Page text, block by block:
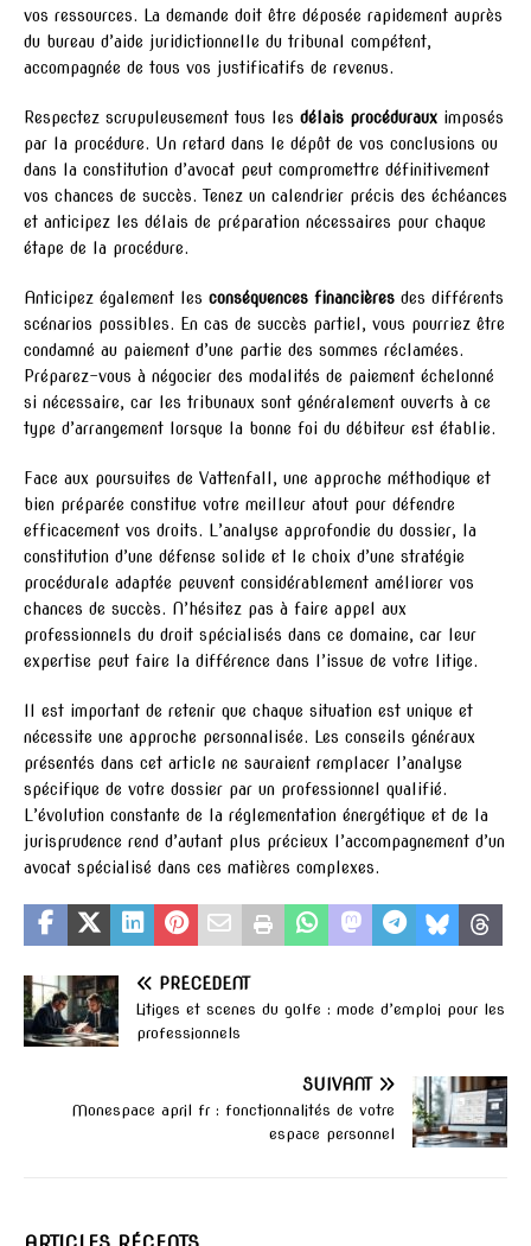
vos ressources. La demande doit être déposée rapidement auprès
du bureau d’aide juridictionnelle du tribunal compétent,
accompagnée de tous vos justificatifs de revenus.
Respectez scrupuleusement tous les délais procéduraux imposés
par la procédure. Un retard dans le dépôt de vos conclusions ou
dans la constitution d’avocat peut compromettre définitivement
vos chances de succès. Tenez un calendrier précis des échéances
et anticipez les délais de préparation nécessaires pour chaque
étape de la procédure.
Anticipez également les conséquences financières des différents
scénarios possibles. En cas de succès partiel, vous pourriez être
condamné au paiement d’une partie des sommes réclamées.
Préparez-vous à négocier des modalités de paiement échelonné
si nécessaire, car les tribunaux sont généralement ouverts à ce
type d’arrangement lorsque la bonne foi du débiteur est établie.
Face aux poursuites de Vattenfall, une approche méthodique et
bien préparée constitue votre meilleur atout pour défendre
efficacement vos droits. L’analyse approfondie du dossier, la
constitution d’une défense solide et le choix d’une stratégie
procédurale adaptée peuvent considérablement améliorer vos
chances de succès. N’hésitez pas à faire appel aux
professionnels du droit spécialisés dans ce domaine, car leur
expertise peut faire la différence dans l’issue de votre litige.
Il est important de retenir que chaque situation est unique et
nécessite une approche personnalisée. Les conseils généraux
présentés dans cet article ne sauraient remplacer l’analyse
spécifique de votre dossier par un professionnel qualifié.
L’évolution constante de la réglementation énergétique et de la
jurisprudence rend d’autant plus précieux l’accompagnement d’un
avocat spécialisé dans ces matières complexes.
PRÉCÉDENT
Litiges et scenes du golfe : mode d’emploi pour les
professionnels
SUIVANT
Monespace april fr : fonctionnalités de votre
espace personnel